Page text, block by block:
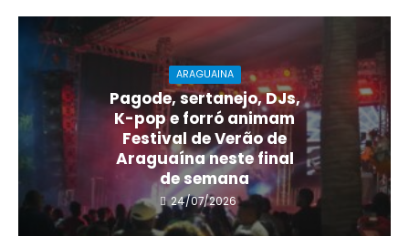
ARAGUAINA
Pagode, sertanejo, DJs,
K-pop e forró animam
Festival de Verão de
Araguaína neste final
de semana
24/07/2026